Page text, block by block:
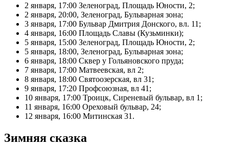
2 января, 17:00 Зеленоград, Площадь Юности, 2;
2 января, 20:00, Зеленоград, Бульварная зона;
3 января, 17:00 Бульвар Дмитрия Донского, вл. 11;
4 января, 16:00 Площадь Славы (Кузьминки);
5 января, 15:00 Зеленоград, Площадь Юности, 2;
5 января, 18:00, Зеленоград, Бульварная зона;
6 января, 18:00 Сквер у Гольяновского пруда;
7 января, 17:00 Матвеевская, вл 2;
8 января, 18:00 Святоозерская, вл 31;
9 января, 17:20 Профсоюзная, вл 41;
10 января, 17:00 Троицк, Сиреневый бульвар, вл 1;
11 января, 16:00 Ореховый бульвар, 24;
12 января, 16:00 Митинская 31.
Зимняя сказка